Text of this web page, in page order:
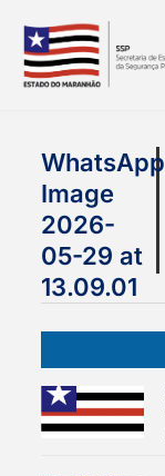
WhatsApp
Image
2026-
05-29 at
13.09.01